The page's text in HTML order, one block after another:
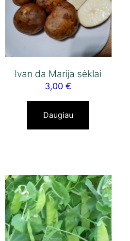
Ivan da Marija sėklai
3,00€
Daugiau